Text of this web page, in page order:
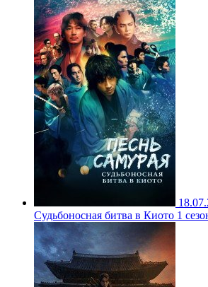
Судьбоносная битва в Киото 1